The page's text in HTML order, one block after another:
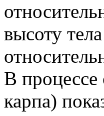
высоту
В
карпа)